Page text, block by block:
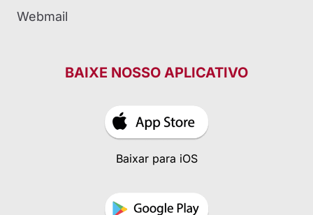
Webmail
BAIXE NOSSO APLICATIVO
Baixar para iOS